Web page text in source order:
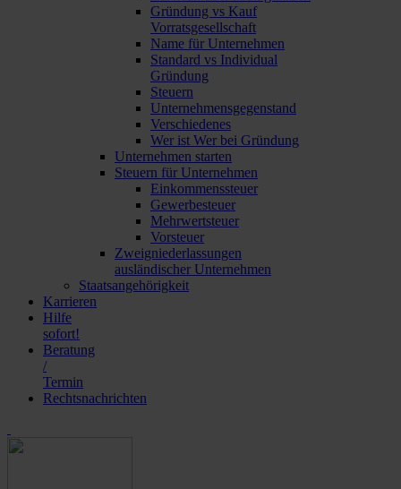
Gründung vs Kauf
Vorratsgesellschaft
Name für Unternehmen
Standard vs Individual
Gründung
Steuern
Unternehmensgegenstand
Verschiedenes
Wer ist Wer bei Gründung
Unternehmen starten
Steuern für Unternehmen
Einkommenssteuer
Gewerbesteuer
Mehrwertsteuer
Vorsteuer
Zweigniederlassungen
ausländischer Unternehmen
Staatsangehörigkeit
Karrieren
Hilfe
sofort!
Beratung
/
Termin
Rechtsnachrichten